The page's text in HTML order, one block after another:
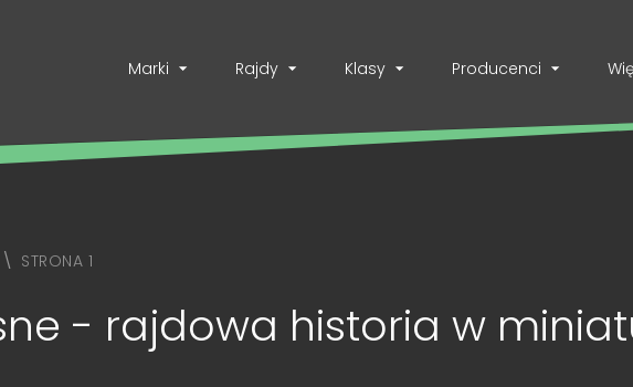
Marki Rajdy Klasy Producenci
STRONA 1
- rajdowa historia w